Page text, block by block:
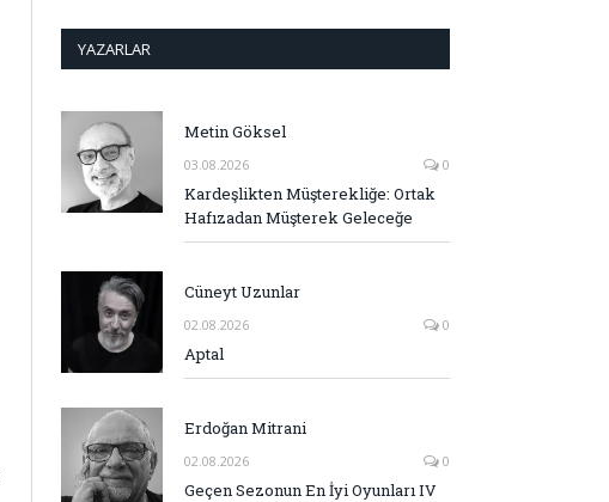
YAZARLAR
Metin Göksel
03.08.2026 0
Kardeşlikten Müşterekliğe: Ortak
Hafızadan Müşterek Geleceğe
Cüneyt Uzunlar
02.08.2026 0
Aptal
Erdoğan Mitrani
02.08.2026 0
Geçen Sezonun En İyi Oyunları IV